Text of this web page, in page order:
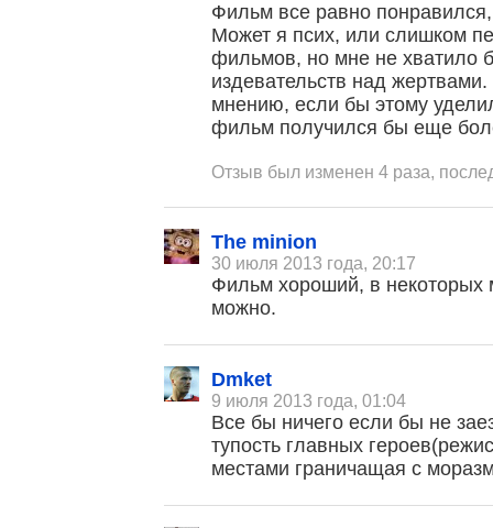
Фильм все равно
Может я псих, или слишком
фильмов, но мне не хватило
издевательств над
мнению, если бы этому
фильм получился бы еще
Отзыв был изменен 4 раза,
The minion
30 июля 2013 года, 20:17
Фильм хороший, в некоторых
можно.
Dmket
9 июля 2013 года, 01:04
Все бы ничего если бы не
тупость главных
местами граничащая с